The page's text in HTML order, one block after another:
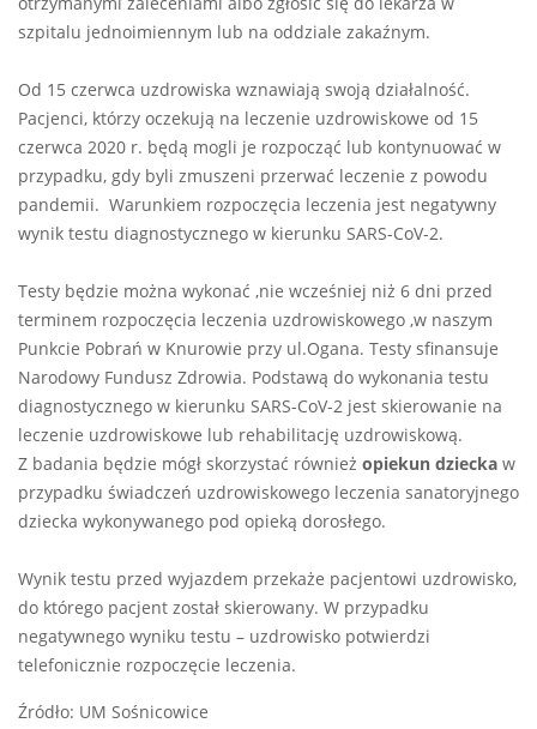
szpitalu jednoimiennym lub na oddziale zakaźnym.
Od 15 czerwca uzdrowiska wznawiają swoją działalność.
Pacjenci, którzy oczekują na leczenie uzdrowiskowe od 15
czerwca 2020 r. będą mogli je rozpocząć lub kontynuować w
przypadku, gdy byli zmuszeni przerwać leczenie z powodu
pandemii. Warunkiem rozpoczęcia leczenia jest negatywny
wynik testu diagnostycznego w kierunku SARS-CoV-2.
Testy będzie można wykonać ,nie wcześniej niż 6 dni przed
terminem rozpoczęcia leczenia uzdrowiskowego ,w naszym
Punkcie Pobrań w Knurowie przy ul.Ogana. Testy sfinansuje
Narodowy Fundusz Zdrowia. Podstawą do wykonania testu
diagnostycznego w kierunku SARS-CoV-2 jest skierowanie na
leczenie uzdrowiskowe lub rehabilitację uzdrowiskową.
Z badania będzie mógł skorzystać również opiekun dziecka w
przypadku świadczeń uzdrowiskowego leczenia sanatoryjnego
dziecka wykonywanego pod opieką dorosłego.
Wynik testu przed wyjazdem przekaże pacjentowi uzdrowisko,
do którego pacjent został skierowany. W przypadku
negatywnego wyniku testu – uzdrowisko potwierdzi
telefonicznie rozpoczęcie leczenia.
Źródło: UM Sośnicowice